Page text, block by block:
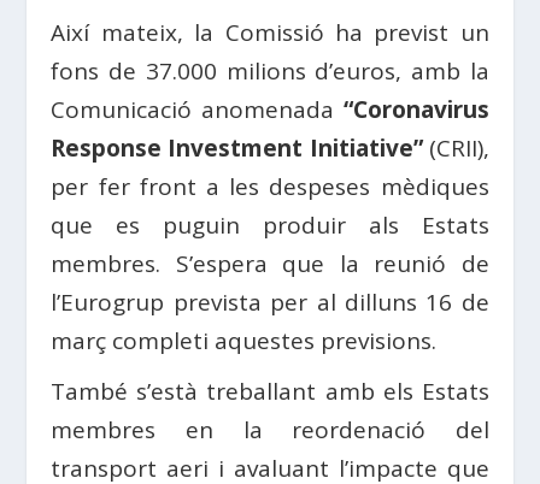
Així mateix, la Comissió ha previst un
fons de 37.000 milions d’euros, amb la
Comunicació anomenada “Coronavirus
Response Investment Initiative”(CRII),
per fer front a les despeses mèdiques
que es puguin produir als Estats
membres. S’espera que la reunió de
l’Eurogrup prevista per al dilluns 16 de
març completi aquestes previsions.
També s’està treballant amb els Estats
membres en la reordenació del
transport aeri i avaluant l’impacte que